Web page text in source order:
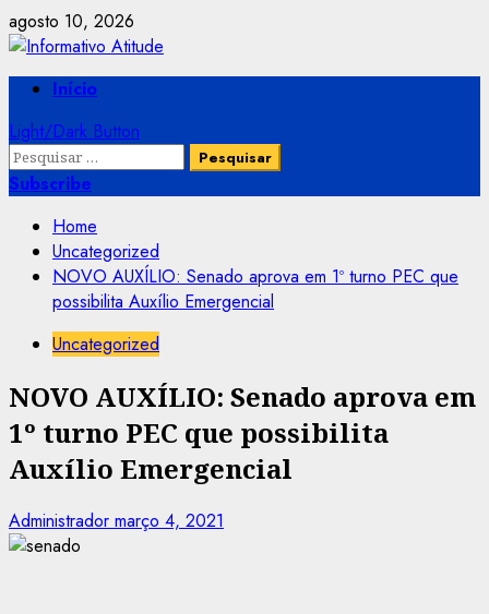
Skip
to
content
agosto 10, 2026
PrimaryInício
Light/Dark Button
Pesquisar
por:
Subscribe
Home
Uncategorized
NOVO AUXÍLIO: Senado aprova em 1º turno PEC que
possibilita Auxílio Emergencial
Uncategorized
NOVO AUXÍLIO: Senado aprova em
1º turno PEC que possibilita
Auxílio Emergencial
Administrador março 4, 2021